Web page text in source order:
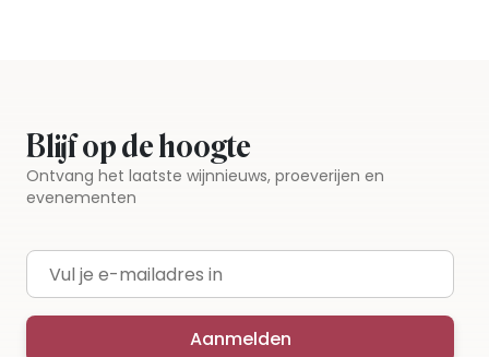
Blijf op de hoogte
Ontvang het laatste wijnnieuws, proeverijen en
evenementen
E-mailadres
Aanmelden